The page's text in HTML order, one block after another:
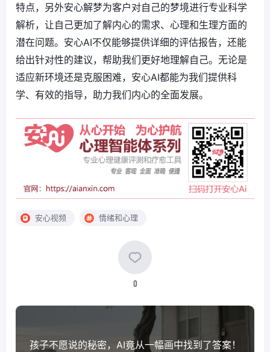
特点，另外安心解梦为客户对自己的梦境进行专业科学
解析，让自己更加了解内心的需求、心理和生理方面的
潜在问题。安心AI不仅能够提供详细的评估报告，还能
给出针对性的建议，帮助我们更好地理解自己。无论是
适应新环境还是克服困难，安心AI都能为我们提供科
学、有效的指导，助力我们内心的全面发展。
安心视频 情绪和心理
0
孩子不愿说的秘密，AI竟从一幅画中找到了答案！